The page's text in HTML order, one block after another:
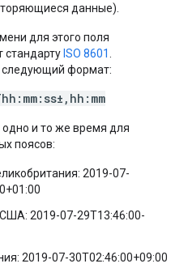
данные).
для этого поля
стандарту ISO 8601
следующий формат:
одно и то же время для
поясов:
2019-07-
2019-07-29T13:46:00-
2019-07-30T02:46:00+09:00